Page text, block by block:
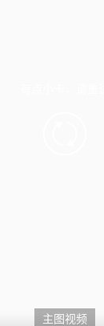
主图视频